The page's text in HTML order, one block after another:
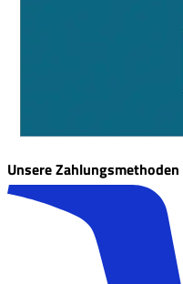
Unsere Zahlungsmethoden